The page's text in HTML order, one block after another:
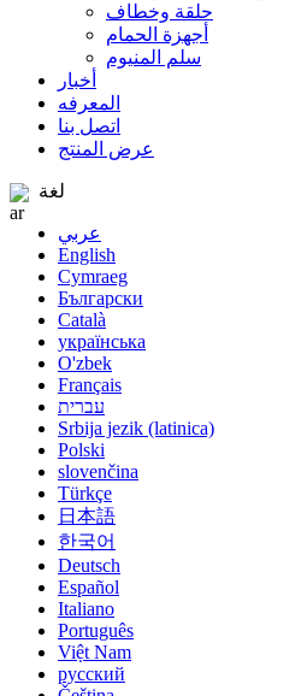
حلقة وخطاف
أجهزة الحمام
سلم المنيوم
أخبار
المعرفه
اتصل بنا
عرض المنتج
لغة
عربي
English
Cymraeg
Български
Català
українська
O'zbek
Français
עברית
Srbija jezik (latinica)
Polski
slovenčina
Türkçe
日本語
한국어
Deutsch
Español
Italiano
Português
Việt Nam
русский